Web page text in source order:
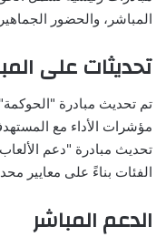
المباشر، والحضور
تحديثات على
تم تحديث مبادرة
مؤشرات الأداء مع
تحديث مبادرة "دعم
الفئات بناءً على معايير
الدعم المباشر